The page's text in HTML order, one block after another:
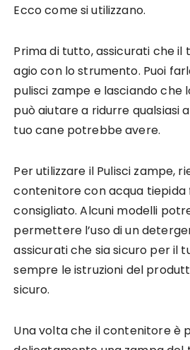
Ecco come si utilizzano.
Prima di tutto, assicurati che il
agio con lo strumento. Puoi
pulisci zampe e lasciando che
può aiutare a ridurre qualsiasi
tuo cane potrebbe avere.
Per utilizzare il Pulisci zampe,
contenitore con acqua tiepida
consigliato. Alcuni modelli
permettere l’uso di un
assicurati che sia sicuro per il
sempre le istruzioni del
sicuro.
Una volta che il contenitore è